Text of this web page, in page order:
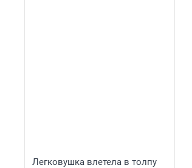
Легковушка влетела в толпу